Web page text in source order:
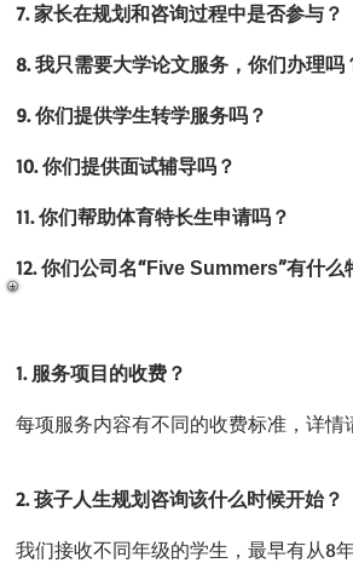
7.家长在规划和咨询过程中是否参与？
8.我只需要大学论文服务，你们办理吗
9.你们提供学生转学服务吗？
10.你们提供面试辅导吗？
11.你们帮助体育特长生申请吗？
12.你们公司名“Five Summers”有什么
1. 服务项目的收费？
每项服务内容有不同的收费标准，详情
2. 孩子人生规划咨询该什么时候开始？
我们接收不同年级的学生，最早有从8年